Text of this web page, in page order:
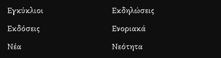
Εγκύκλιοι
Εκδηλώσεις
Εκδόσεις
Ενοριακά
Νέα
Νεότητα